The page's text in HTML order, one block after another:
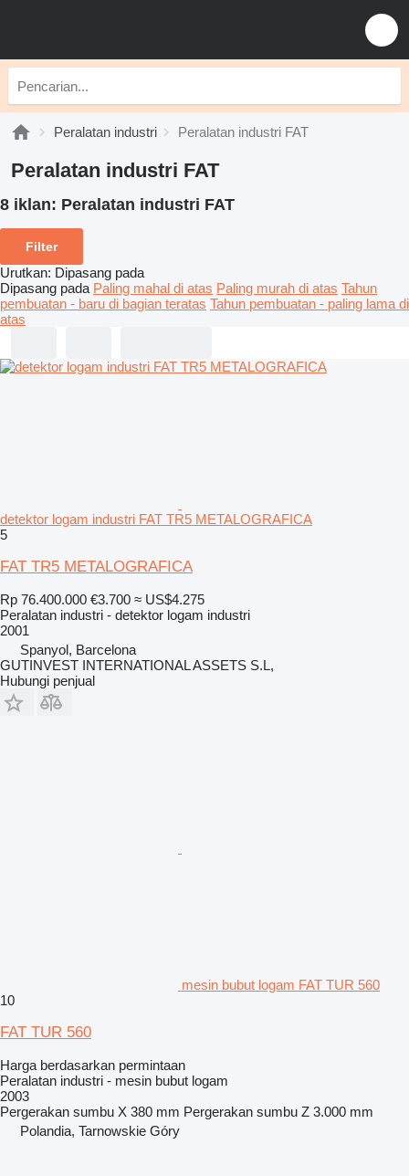
Peralatan industri Peralatan industri FAT
Peralatan industri FAT
8 iklan: Peralatan industri FAT
Filter
Urutkan: Dipasang pada
Dipasang pada Paling mahal di atas Paling murah di atas Tahun
pembuatan - baru di bagian teratas Tahun pembuatan - paling lama di
atas
detektor logam industri FAT TR5 METALOGRAFICA
5
FAT TR5 METALOGRAFICA
Rp 76.400.000 €3.700 ≈ US$4.275
Peralatan industri - detektor logam industri
2001
Spanyol, Barcelona
GUTINVEST INTERNATIONAL ASSETS S.L,
Hubungi penjual
mesin bubut logam FAT TUR 560
10
FAT TUR 560
Harga berdasarkan permintaan
Peralatan industri - mesin bubut logam
2003
Pergerakan sumbu X 380 mm Pergerakan sumbu Z 3.000 mm
Polandia, Tarnowskie Góry